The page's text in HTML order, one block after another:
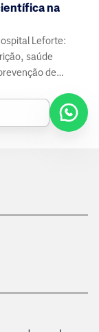
na
Leforte:
saúde
de
da saúde.